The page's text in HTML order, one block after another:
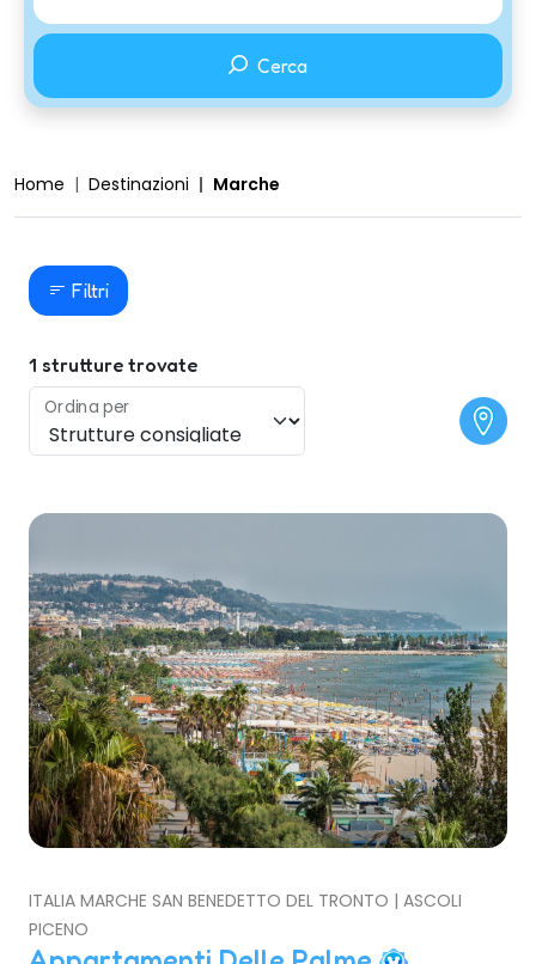
Cerca
Home Destinazioni Marche
Filtri
1 strutture trovate
Ordina per
ITALIA MARCHE SAN BENEDETTO DEL TRONTO | ASCOLI
PICENO